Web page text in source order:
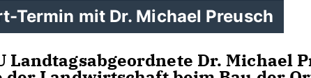
Termin mit Dr. Michael Preusch
Landtagsabgeordnete Dr. Michael